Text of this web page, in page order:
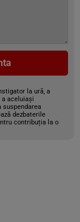
la ură, a
a aceluiași
suspendarea
dezbaterile
contribuția la o